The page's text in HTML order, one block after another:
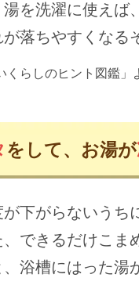
を洗濯に使えば
落ちやすくなる
らしのヒント図鑑」
をして、お湯が
下がらないうち
できるだけこま
浴槽にはった湯